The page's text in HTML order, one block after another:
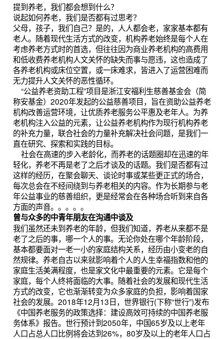
提到养老，我们都会想到什么？
说起如何养老，我们是否都有过思考？
父母，孩子，我们自己？是的，人人都会老，家家基本都有
老人。随着现代生活方式的改变，机构养老始终是每个人在
考虑养老方式时的首选，但往往因为商业养老机构的高费用
和低收费养老机构人文关怀的缺失而事与愿违，这也造成了
各养老机构或床位空置，或一床难求，皆进入了运营困难而
无力提升人文关怀的恶性循环。
“公益养老资助工程”项目是浙江安福利生慈善基金会（简
称安基金）2020年发起的公益慈善项目，旨在资助公益养老
机构改善运营环境，让优质养老服务公平惠及老年人。为养
老机构注入公益的元素，让公益养老机构作为现行机构养老
的补充力量，联合社会的力量补充解决社会问题，是我们一
直在研究、探索和实践的目标。
社会在高速的步入老龄化，而养老的话题圈却在迅速的年
轻化，养老不再是老了之后才谈及的话题。我们是否都有过
这样的经历，在聚会聊天、谈论时事或某些更正式的场合，
每次总会在不经间绕到与养老相关的内容。作为长期参与老
年公益事业的慈善组织，更是经常会在各种场合听到来自各
方面的声音。。。。。
曾与众多的中青年朋友在沟通中谈及
我们虽然还未到养老的年龄，但我们知道，养老从来都不是
老了之后的事，哪一个人的事。无论你处在哪个年龄阶段，
基本都要面对一老一小的家庭结构关系，经历由小变老的自
然规律。养老自古以来就影响着个人的人生幸福指数和他的
家庭生活美满程度，也是家文化中最重要的元素。它是每个
家庭，每个人终将面临的大事。随着社会的发展和现代生活
方式的改变，它也渐渐转变为众多家庭的负担，影响着国家
社会的发展。2018年12月13日，世界银行(下称“世行”)发布
《中国养老服务的政策选择：建设高效可持续的中国养老服
务体系》报告。世行预计到2050年，中国65岁及以上老年
人口占总人口比例将会达到26%，80岁及以上的老年人口占